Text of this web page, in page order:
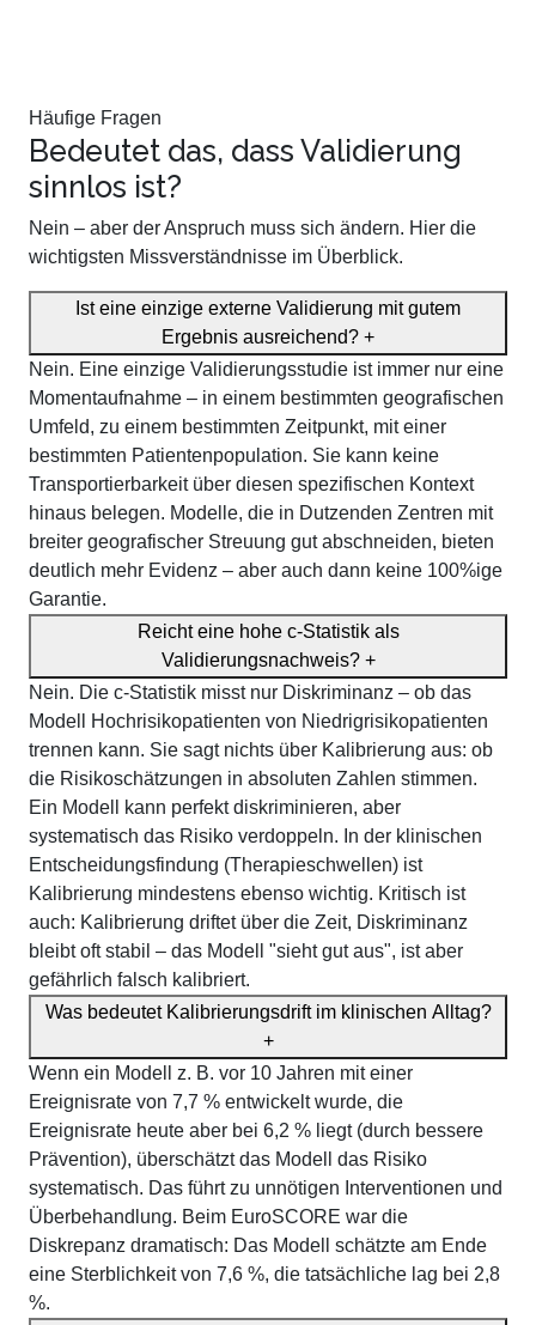
Häufige Fragen
Bedeutet das, dass Validierung
sinnlos ist?
Nein – aber der Anspruch muss sich ändern. Hier die
wichtigsten Missverständnisse im Überblick.
Ist eine einzige externe Validierung mit gutem
Ergebnis ausreichend? +
Nein. Eine einzige Validierungsstudie ist immer nur eine
Momentaufnahme – in einem bestimmten geografischen
Umfeld, zu einem bestimmten Zeitpunkt, mit einer
bestimmten Patientenpopulation. Sie kann keine
Transportierbarkeit über diesen spezifischen Kontext
hinaus belegen. Modelle, die in Dutzenden Zentren mit
breiter geografischer Streuung gut abschneiden, bieten
deutlich mehr Evidenz – aber auch dann keine 100%ige
Garantie.
Reicht eine hohe c-Statistik als
Validierungsnachweis? +
Nein. Die c-Statistik misst nur Diskriminanz – ob das
Modell Hochrisikopatienten von Niedrigrisikopatienten
trennen kann. Sie sagt nichts über Kalibrierung aus: ob
die Risikoschätzungen in absoluten Zahlen stimmen.
Ein Modell kann perfekt diskriminieren, aber
systematisch das Risiko verdoppeln. In der klinischen
Entscheidungsfindung (Therapieschwellen) ist
Kalibrierung mindestens ebenso wichtig. Kritisch ist
auch: Kalibrierung driftet über die Zeit, Diskriminanz
bleibt oft stabil – das Modell "sieht gut aus", ist aber
gefährlich falsch kalibriert.
Was bedeutet Kalibrierungsdrift im klinischen Alltag?
+
Wenn ein Modell z. B. vor 10 Jahren mit einer
Ereignisrate von 7,7 % entwickelt wurde, die
Ereignisrate heute aber bei 6,2 % liegt (durch bessere
Prävention), überschätzt das Modell das Risiko
systematisch. Das führt zu unnötigen Interventionen und
Überbehandlung. Beim EuroSCORE war die
Diskrepanz dramatisch: Das Modell schätzte am Ende
eine Sterblichkeit von 7,6 %, die tatsächliche lag bei 2,8
%.